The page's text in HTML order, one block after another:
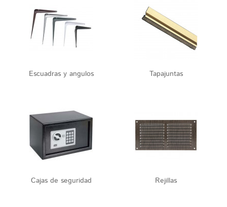
Escuadras y angulos Tapajuntas
Cajas de seguridad Rejillas